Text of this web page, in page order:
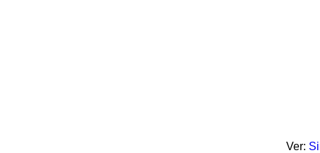
Ver: